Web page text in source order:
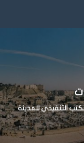
التنفيذي للمدينة